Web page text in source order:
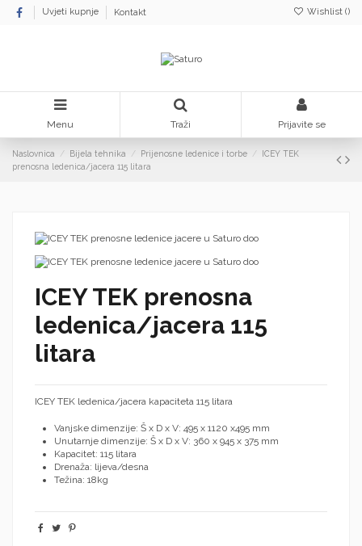
Uvjeti kupnje Kontakt Wishlist ()
Menu Traži Prijavite se
Naslovnica Bijela tehnika Prijenosne ledenice i torbe
ICEY TEK
prenosna ledenica/jacera 115 litara
ICEY TEK prenosna
ledenica/jacera 115
litara
ICEY TEK ledenica/jacera kapaciteta 115 litara
Vanjske dimenzije: Š x D x V: 495 x 1120 x495 mm
Unutarnje dimenzije: Š x D x V: 360 x 945 x 375 mm
Kapacitet: 115 litara
Drenaža: lijeva/desna
Težina: 18kg